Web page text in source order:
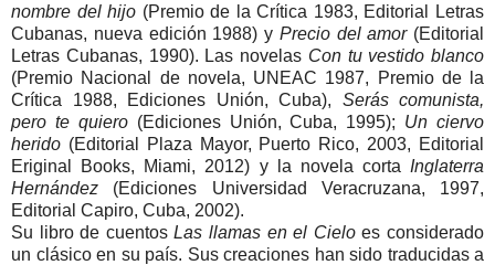
nombre del hijo (Premio de la Crítica 1983, Editorial Letras
Cubanas, nueva edición 1988) y Precio del amor(Editorial
Letras Cubanas, 1990). Las novelas Con tu vestido blanco
(Premio Nacional de novela, UNEAC 1987, Premio de la
Crítica 1988, Ediciones Unión, Cuba), Serás comunista,
pero te quiero(Ediciones Unión, Cuba, 1995); Un ciervo
herido (Editorial Plaza Mayor, Puerto Rico, 2003, Editorial
Eriginal Books, Miami, 2012) y la novela corta Inglaterra
Hernández (Ediciones Universidad Veracruzana, 1997,
Editorial Capiro, Cuba, 2002).
Su libro de cuentosLas llamas en el Cieloes considerado
un clásico en su país. Sus creaciones han sido traducidas a